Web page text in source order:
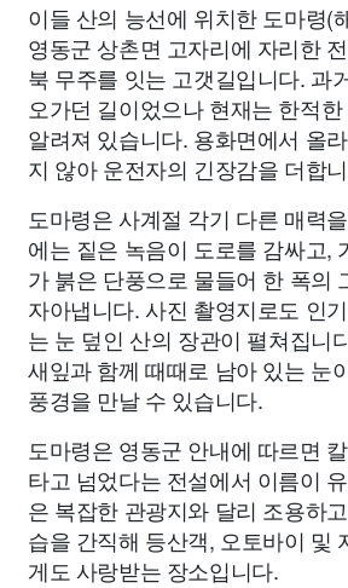
이들 산의 능선에 위치한 도마령(
영동군 상촌면 고자리에 자리한
북 무주를 잇는 고갯길입니다. 과
오가던 길이었으나 현재는 한적
알려져 있습니다. 용화면에서 올
지 않아 운전자의 긴장감을 더합
도마령은 사계절 각기 다른 매력
에는 짙은 녹음이 도로를 감싸고,
가 붉은 단풍으로 물들어 한 폭의
자아냅니다. 사진 촬영지로도 인
는 눈 덮인 산의 장관이 펼쳐집니
새잎과 함께 때때로 남아 있는 눈
풍경을 만날 수 있습니다.
도마령은 영동군 안내에 따르면
타고 넘었다는 전설에서 이름이
은 복잡한 관광지와 달리 조용하
습을 간직해 등산객, 오토바이 및
게도 사랑받는 장소입니다.